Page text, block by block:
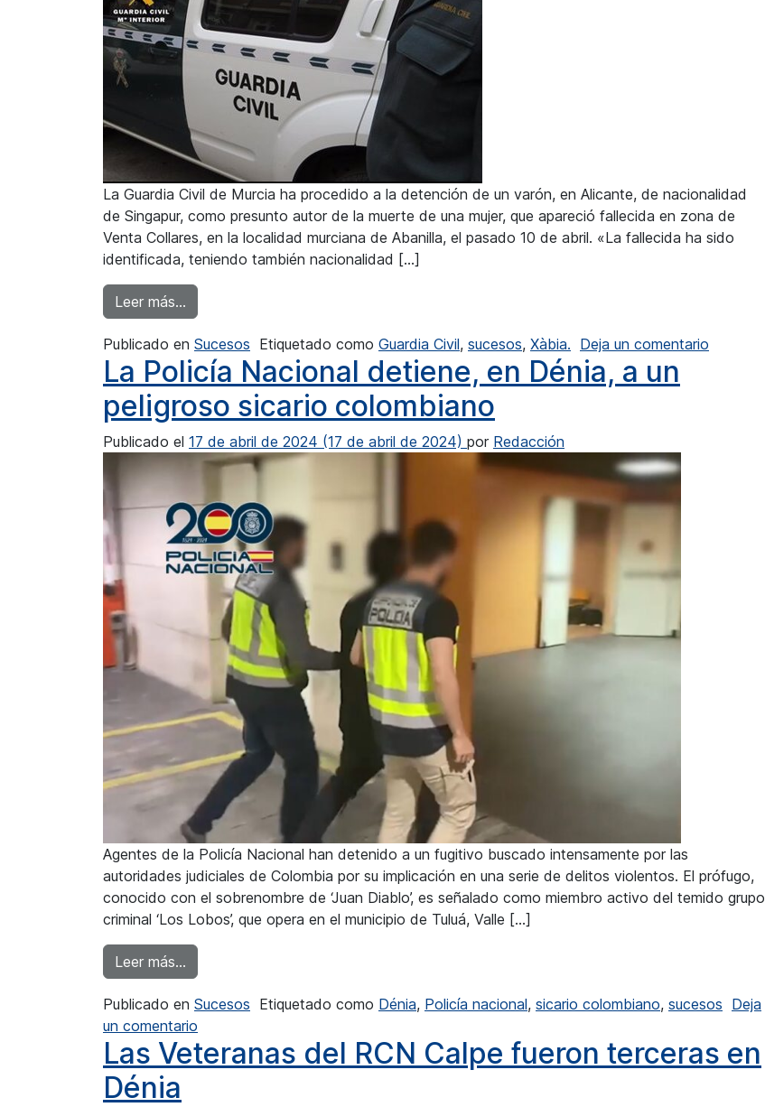
La Guardia Civil de Murcia ha procedido a la detención de un varón, en Alicante, de nacionalidad
de Singapur, como presunto autor de la muerte de una mujer, que apareció fallecida en zona de
Venta Collares, en la localidad murciana de Abanilla, el pasado 10 de abril. «La fallecida ha sido
identificada, teniendo también nacionalidad […]
Leer más…
Publicado en Sucesos Etiquetado como Guardia Civil, sucesos, Xàbia. Deja un comentario
La Policía Nacional detiene, en Dénia, a un
peligroso sicario colombiano
Publicado el 17 de abril de 2024 (17 de abril de 2024) por Redacción
Agentes de la Policía Nacional han detenido a un fugitivo buscado intensamente por las
autoridades judiciales de Colombia por su implicación en una serie de delitos violentos. El prófugo,
conocido con el sobrenombre de ‘Juan Diablo’, es señalado como miembro activo del temido grupo
criminal ‘Los Lobos’, que opera en el municipio de Tuluá, Valle […]
Leer más…
Publicado en Sucesos Etiquetado como Dénia, Policía nacional, sicario colombiano, sucesos Deja
un comentario
Las Veteranas del RCN Calpe fueron terceras en
Dénia